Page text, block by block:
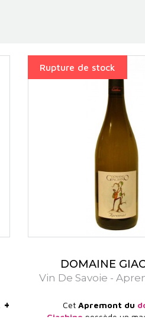
+
Rupture de stock
DOMAINE
Vin De Savoie -
Cet Apremont du
Giachino possède un